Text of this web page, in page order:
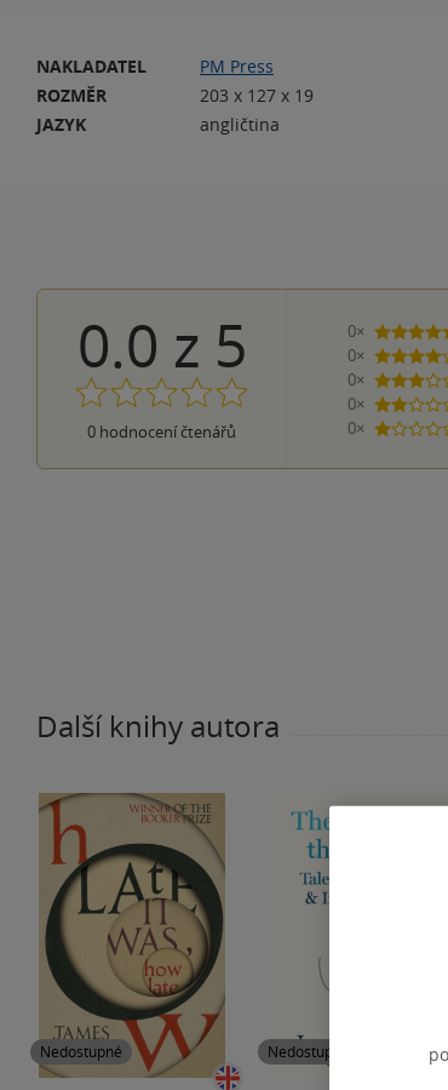
NAKLADATEL
PM Press
ROZMĚR
203 x 127 x 19
JAZYK
angličtina
0.0 z 5
0 hodnocení čtenářů
0×
0×
0×
3
0×
2
0×
1
Další knihy autora
Nedostupné Nedostupné